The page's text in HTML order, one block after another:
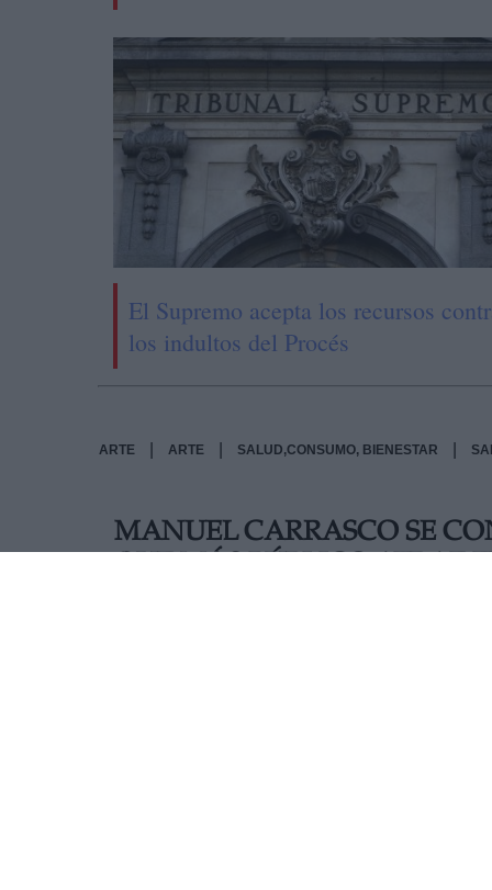
El Supremo acepta los recursos
los indultos del Procés
ARTE ARTE SALUD,CONSUMO, BIENESTAR
MANUEL CARRASCO SE